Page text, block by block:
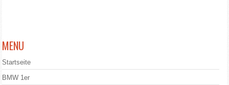
MENU
Startseite
BMW 1er